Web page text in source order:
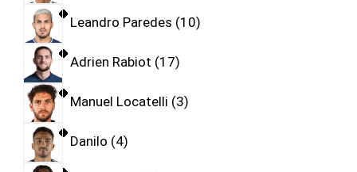
Leandro Paredes 10
Adrien Rabiot 17
Manuel Locatelli 3
Danilo 4